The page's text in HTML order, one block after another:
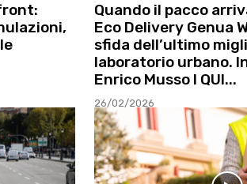
Quando il pacco
Eco Delivery Genua
sfida dell’ultimo
laboratorio urbano.
Enrico Musso l QUI...
26/02/2026